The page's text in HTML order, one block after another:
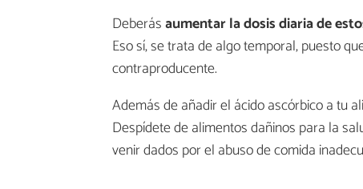
Deberásaumentar la dosis diaria de
Eso sí, se trata de algo temporal, puesto
contraproducente.
Además de añadir el ácido ascórbico a tu
Despídete de alimentos dañinos para la
venir dados por el abuso de comida